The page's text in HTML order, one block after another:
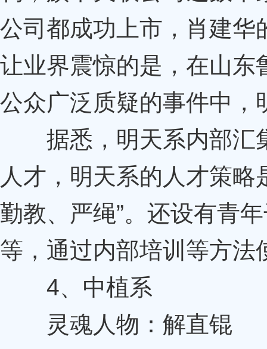
公司都成功上市，肖建华
让业界震惊的是，在山东
公众广泛质疑的事件中，
据悉，明天系内部汇
人才，明天系的人才策略
勤教、严绳”。还设有青
等，通过内部培训等方法
4、中植系
灵魂人物：解直锟